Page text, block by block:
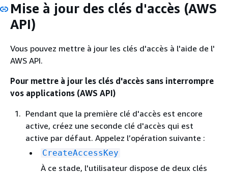
Mise à jour des clés d'accès (AWS
API)
Vous pouvez mettre à jour les clés d'accès à l'aide de l'
AWS API.
Pour mettre à jour les clés d'accès sans interrompre
vos applications (AWS API)
Pendant que la première clé d'accès est encore
active, créez une seconde clé d'accès qui est
active par défaut. Appelez l’opération suivante :
CreateAccessKey
À ce stade, l'utilisateur dispose de deux clés